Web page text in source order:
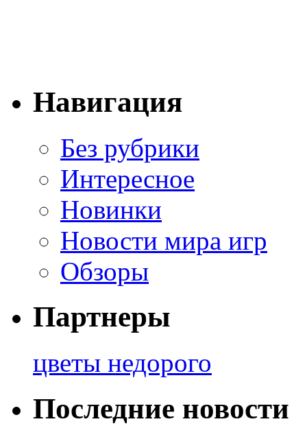
Навигация
Без рубрики
Интересное
Новинки
Новости мира игр
Обзоры
Партнеры
цветы недорого
Последние новости